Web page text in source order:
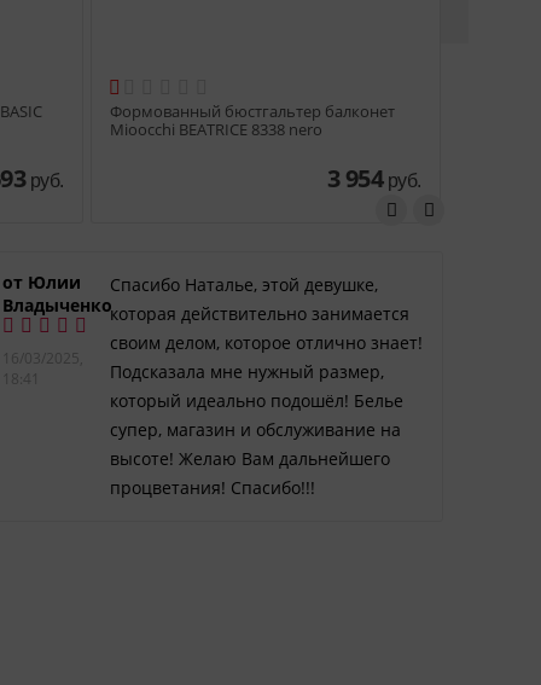
руб.

Формованный бюстгальтер балконет
Mioocchi BEATRICE 8338 nero
3 954 руб.
от Юлии
Владыченко
16/03/2025,
18:41
Спасибо Наталье, этой девушке,
которая действительно занимается
своим делом, которое отлично знает!
Подсказала мне нужный размер,
который идеально подошёл! Белье
супер, магазин и обслуживание на
высоте! Желаю Вам дальнейшего
процветания! Спасибо!!!